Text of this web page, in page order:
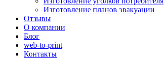
Изготовление планов эвакуации
Отзывы
О компании
Блог
web-to-print
Контакты